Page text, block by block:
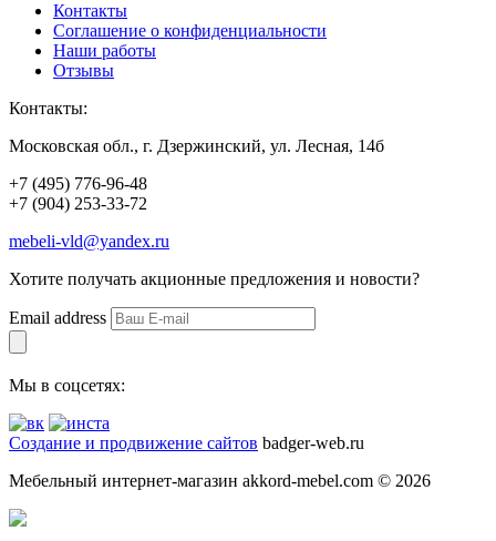
Контакты
Соглашение о конфиденциальности
Наши работы
Отзывы
Контакты:
Московская обл., г. Дзержинский, ул. Лесная, 14б
+7 (495) 776-96-48
+7 (904) 253-33-72
mebeli-vld@yandex.ru
Хотите получать акционные предложения и новости?
Email address
Мы в соцсетях:
Создание и продвижение сайтов badger-web.ru
Мебельный интернет-магазин akkord-mebel.com © 2026